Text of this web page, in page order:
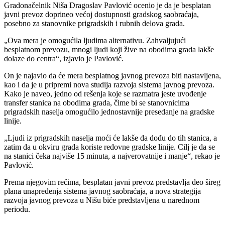
Gradonačelnik Niša Dragoslav Pavlović ocenio je da je besplatan
javni prevoz doprineo većoj dostupnosti gradskog saobraćaja,
posebno za stanovnike prigradskih i rubnih delova grada.
„Ova mera je omogućila ljudima alternativu. Zahvaljujući
besplatnom prevozu, mnogi ljudi koji žive na obodima grada lakše
dolaze do centra“, izjavio je Pavlović.
On je najavio da će mera besplatnog javnog prevoza biti nastavljena,
kao i da je u pripremi nova studija razvoja sistema javnog prevoza.
Kako je naveo, jedno od rešenja koje se razmatra jeste uvođenje
transfer stanica na obodima grada, čime bi se stanovnicima
prigradskih naselja omogućilo jednostavnije presedanje na gradske
linije.
„Ljudi iz prigradskih naselja moći će lakše da dođu do tih stanica, a
zatim da u okviru grada koriste redovne gradske linije. Cilj je da se
na stanici čeka najviše 15 minuta, a najverovatnije i manje“, rekao je
Pavlović.
Prema njegovim rečima, besplatan javni prevoz predstavlja deo šireg
plana unapređenja sistema javnog saobraćaja, a nova strategija
razvoja javnog prevoza u Nišu biće predstavljena u narednom
periodu.